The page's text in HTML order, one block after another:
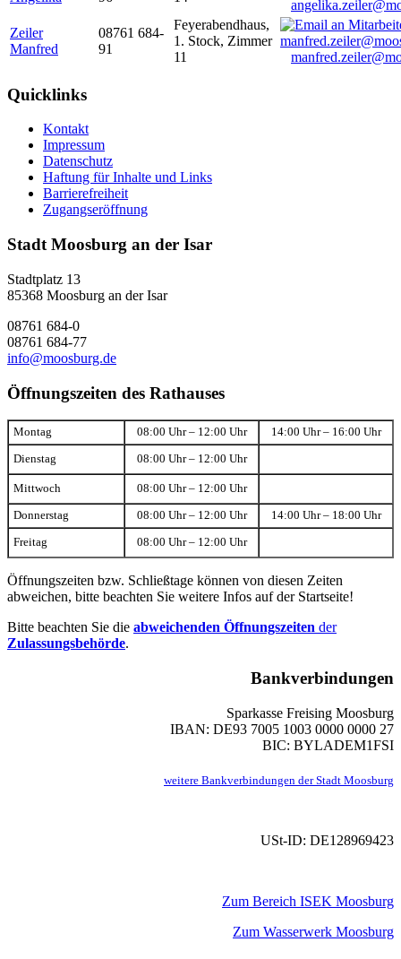
Zeiler
Manfred
08761 684-
91
Feyerabendhaus,
1. Stock, Zimmer
11
Quicklinks
Kontakt
Impressum
Datenschutz
Haftung für Inhalte und Links
Barrierefreiheit
Zugangseröffnung
Stadt Moosburg an der Isar
Stadtplatz 13
85368 Moosburg an der Isar
08761 684-0
08761 684-77
info@moosburg.de
Öffnungszeiten des Rathauses
Montag 08:00 Uhr – 12:00 Uhr 14:00 Uhr – 16:00 Uhr
Dienstag 08:00 Uhr – 12:00 Uhr
Mittwoch 08:00 Uhr – 12:00 Uhr
Donnerstag 08:00 Uhr – 12:00 Uhr 14:00 Uhr – 18:00 Uhr
Freitag 08:00 Uhr – 12:00 Uhr
Öffnungszeiten bzw. Schließtage können von diesen Zeiten
abweichen, bitte beachten Sie weitere Infos auf der Startseite!
Bitte beachten Sie die abweichenden Öffnungszeiten der
Zulassungsbehörde.
Bankverbindungen
Sparkasse Freising Moosburg
IBAN: DE93 7005 1003 0000 0000 27
BIC: BYLADEM1FSI
weitere Bankverbindungen der Stadt Moosburg
USt-ID: DE128969423
Zum Bereich ISEK Moosburg
Zum Wasserwerk Moosburg